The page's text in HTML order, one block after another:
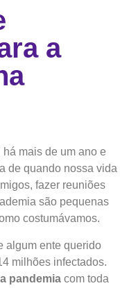
a
mais de um ano e
de quando nossa vida
fazer reuniões
são pequenas
costumávamos.
algum ente querido
milhões infectados.
pandemia com toda